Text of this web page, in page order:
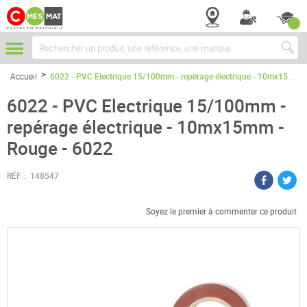
Chercher
Accueil 6022 - PVC Electrique 15/100mm - repérage électrique - 10mx15mm - Rouge - 6022
6022 - PVC Electrique 15/100mm -
repérage électrique - 10mx15mm -
Rouge - 6022
RÉF : 148547
Soyez le premier à commenter ce produit
Passer